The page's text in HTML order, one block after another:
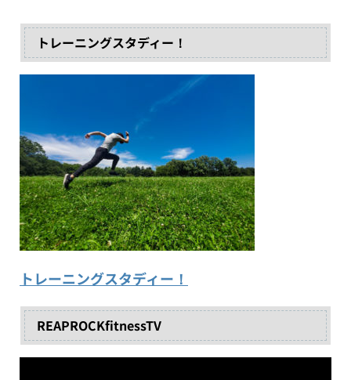
トレーニングスタディー！
トレーニングスタディー！
REAPROCKfitnessTV